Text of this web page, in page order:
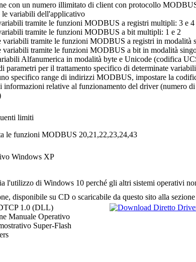
con un numero illimitato di client con protocollo
le variabili dell'applicativo
tramite le funzioni MODBUS a registri multipli: 3 e 4
tramite le funzioni MODBUS a bit multipli: 1 e 2
variabili tramite le funzioni MODBUS a registri in modalità
variabili tramite le funzioni MODBUS a bit in modalità
Alfanumerica in modalità byte e Unicode (codifica
parametri per il trattamento specifico di determinate
specifico range di indirizzi MODBUS, impostare la
informazioni relative al funzionamento del driver (numero
limiti
le funzioni MODBUS 20,21,22,23,24,43
Windows XP
l'utilizzo di Windows 10 perché gli altri sistemi operativi
disponibile su CD o scaricabile da questo sito alla sezione
1.0 (DLL)
Manuale Operativo
Super-Flash